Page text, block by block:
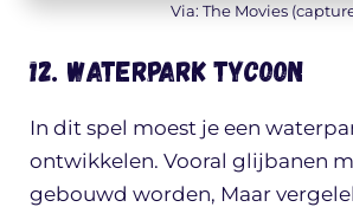
Via: The Movies
12. Waterpark Tycoon
In dit spel moest je een
ontwikkelen. Vooral glijbanen
gebouwd worden, Maar